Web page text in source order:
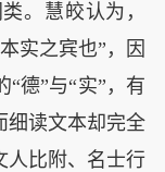
。慧皎认为，
实之宾也”，因
德”与“实”，有
细读文本却完全
人比附、名士行